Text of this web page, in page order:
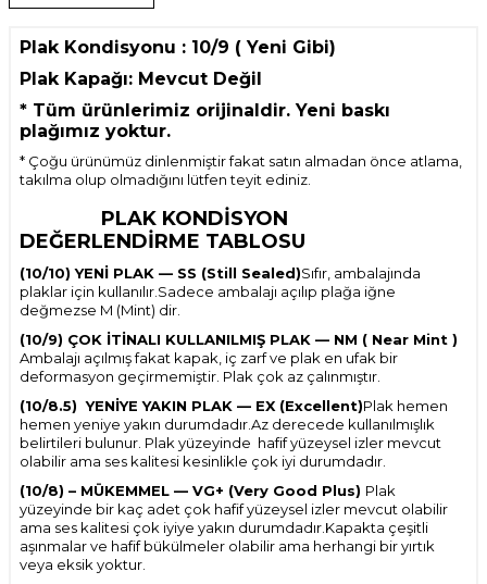
Plak Kondisyonu : 10/9 ( Yeni Gibi)
Plak Kapağı: Mevcut Değil
* Tüm ürünlerimiz orijinaldir. Yeni baskı
plağımız yoktur.
* Çoğu ürünümüz dinlenmiştir fakat satın almadan önce atlama,
takılma olup olmadığını lütfen teyit ediniz.
PLAK KONDİSYON
DEĞERLENDİRME TABLOSU
(10/10) YENİ PLAK — SS (Still Sealed)Sıfır, ambalajında
plaklar için kullanılır.Sadece ambalajı açılıp plağa iğne
değmezse M (Mint) dir.
(10/9) ÇOK İTİNALI KULLANILMIŞ PLAK — NM ( Near Mint )
Ambalajı açılmış fakat kapak, iç zarf ve plak en ufak bir
deformasyon geçirmemiştir. Plak çok az çalınmıştır.
(10/8.5) YENİYE YAKIN PLAK — EX (Excellent)Plak hemen
hemen yeniye yakın durumdadır.Az derecede kullanılmışlık
belirtileri bulunur. Plak yüzeyinde hafif yüzeysel izler mevcut
olabilir ama ses kalitesi kesinlikle çok iyi durumdadır.
(10/8) – MÜKEMMEL — VG+ (Very Good Plus) Plak
yüzeyinde bir kaç adet çok hafif yüzeysel izler mevcut olabilir
ama ses kalitesi çok iyiye yakın durumdadır.Kapakta çeşitli
aşınmalar ve hafif bükülmeler olabilir ama herhangi bir yırtık
veya eksik yoktur.